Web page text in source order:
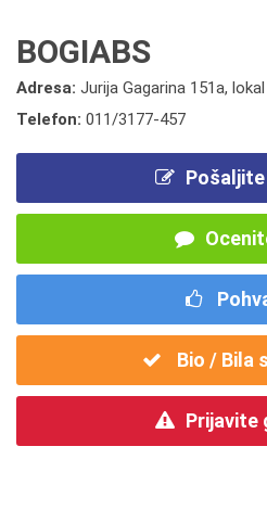
BOGIABS
Adresa: Jurija Gagarina 151a, lokal
Telefon: 011/3177-457
Bio / Bila
Prijavite